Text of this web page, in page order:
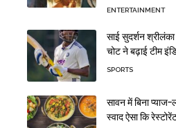
ENTERTAINMENT
साई सुदर्शन
चोट ने बढ़ाई टीम
SPORTS
सावन में बिना
स्वाद ऐसा कि